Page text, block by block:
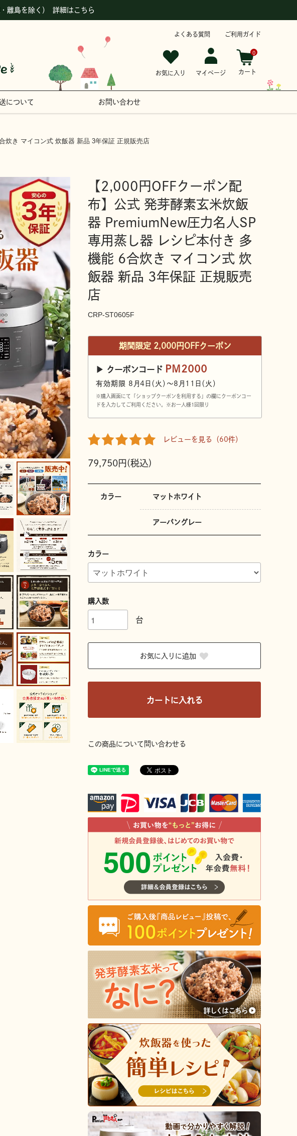
離島を除く） 詳細はこちら
よくある質問 ご利用ガイド
お気に入り マイページ
0
カート
について お問い合わせ
炊き マイコン式 炊飯器 新品 3年保証 正規販売店
【2,000円OFFクーポン配
布】公式 発芽酵素玄米炊飯
器 PremiumNew圧力名人SP
専用蒸し器 レシピ本付き 多
機能 6合炊き マイコン式 炊
飯器 新品 3年保証 正規販売
店
CRP-ST0605F
期間限定 2,000円OFFクーポン
▶︎ クーポンコード PM2000
有効期限 8月4日（火）〜8月11日（火）
※購入画面にて「ショップクーポンを利用する」の欄にクーポンコー
ドを入力してご利用ください。※お一人様1回限り
レビューを見る（60件）
79,750円(税込)
カラー マットホワイト
アーバングレー
カラー
購入数
台
お気に入りに追加
カートに入れる
この商品について問い合わせる